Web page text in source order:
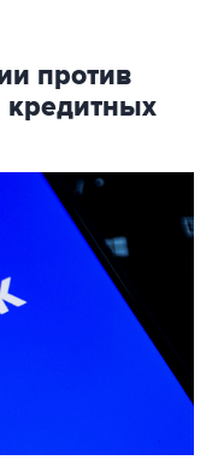
против
кредитных